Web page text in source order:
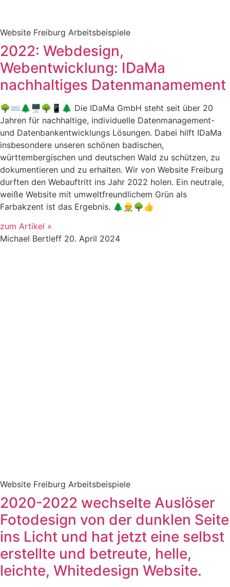
Website Freiburg Arbeitsbeispiele
2022: Webdesign,
Webentwicklung: IDaMa
nachhaltiges Datenmanamement
🌳⌨️🌲🖥️🌳📱🌲 Die IDaMa GmbH steht seit über 20
Jahren für nachhaltige, individuelle Datenmanagement-
und Datenbankentwicklungs Lösungen. Dabei hilft IDaMa
insbesondere unseren schönen badischen,
württembergischen und deutschen Wald zu schützen, zu
dokumentieren und zu erhalten. Wir von Website Freiburg
durften den Webauftritt ins Jahr 2022 holen. Ein neutrale,
weiße Website mit umweltfreundlichem Grün als
Farbakzent ist das Ergebnis. 🌲👷🌳👍
zum Artikel »
Michael Bertleff 20. April 2024
Website Freiburg Arbeitsbeispiele
2020-2022 wechselte Auslöser
Fotodesign von der dunklen Seite
ins Licht und hat jetzt eine selbst
erstellte und betreute, helle,
leichte, Whitedesign Website.